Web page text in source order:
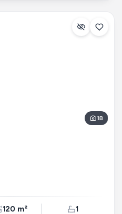
18
120 m² 1